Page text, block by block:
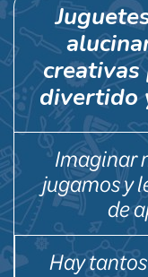
creativas
divertido
Imaginar
jugamos y
de
Hay